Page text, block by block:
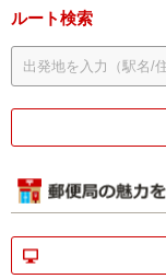
ルート検索